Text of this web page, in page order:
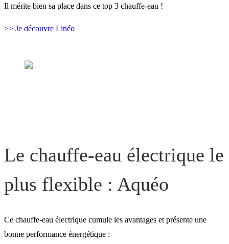
Il mérite bien sa place dans ce top 3 chauffe-eau !
>> Je découvre Linéo
Le chauffe-eau électrique le
plus flexible : Aquéo
Ce chauffe-eau électrique cumule les avantages et présente une
bonne performance énergétique :